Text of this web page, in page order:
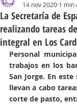
La Secretaría de
realizando tareas
integral en Los
14 nov 2020 1 min
Personal
trabajos en los
San Jorge. En
llevan a cabo
corte de pasto,